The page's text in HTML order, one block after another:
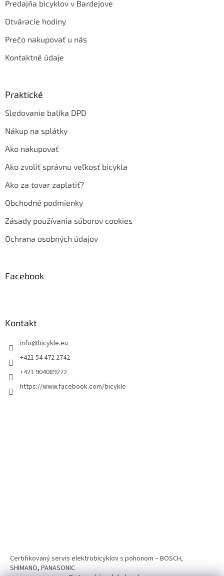
Predajňa bicyklov v Bardejove
Otváracie hodiny
Prečo nakupovať u nás
Kontaktné údaje
Praktické
Sledovanie balíka DPD
Nákup na splátky
Ako nakupovať
Ako zvoliť správnu veľkosť bicykla
Ako za tovar zaplatiť?
Obchodné podmienky
Zásady používania súborov cookies
Ochrana osobných údajov
Facebook
Kontakt
info@bicykle.eu
+421 54 472 2742
+421 904089272
https://www.facebook.com/bicykle
Certifikovaný servis elektrobicyklov s pohonom – BOSCH,
SHIMANO, PANASONIC